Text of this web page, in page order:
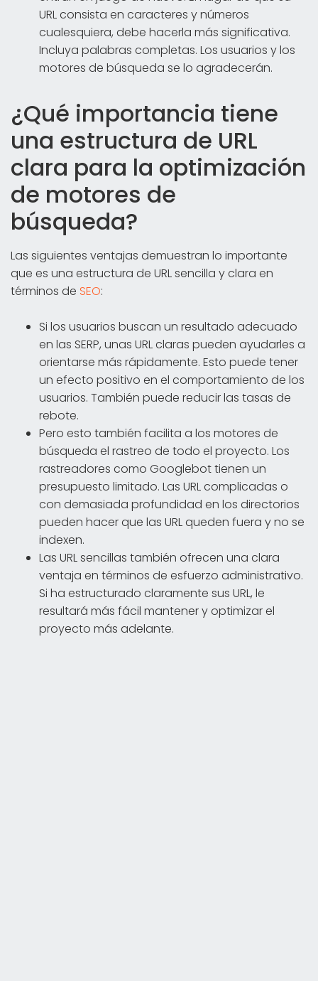
URL consista en caracteres y números
cualesquiera, debe hacerla más significativa.
Incluya palabras completas. Los usuarios y los
motores de búsqueda se lo agradecerán.
¿Qué importancia tiene
una estructura de URL
clara para la optimización
de motores de
búsqueda?
Las siguientes ventajas demuestran lo importante
que es una estructura de URL sencilla y clara en
términos de SEO:
Si los usuarios buscan un resultado adecuado
en las SERP, unas URL claras pueden ayudarles a
orientarse más rápidamente. Esto puede tener
un efecto positivo en el comportamiento de los
usuarios. También puede reducir las tasas de
rebote.
Pero esto también facilita a los motores de
búsqueda el rastreo de todo el proyecto. Los
rastreadores como Googlebot tienen un
presupuesto limitado. Las URL complicadas o
con demasiada profundidad en los directorios
pueden hacer que las URL queden fuera y no se
indexen.
Las URL sencillas también ofrecen una clara
ventaja en términos de esfuerzo administrativo.
Si ha estructurado claramente sus URL, le
resultará más fácil mantener y optimizar el
proyecto más adelante.